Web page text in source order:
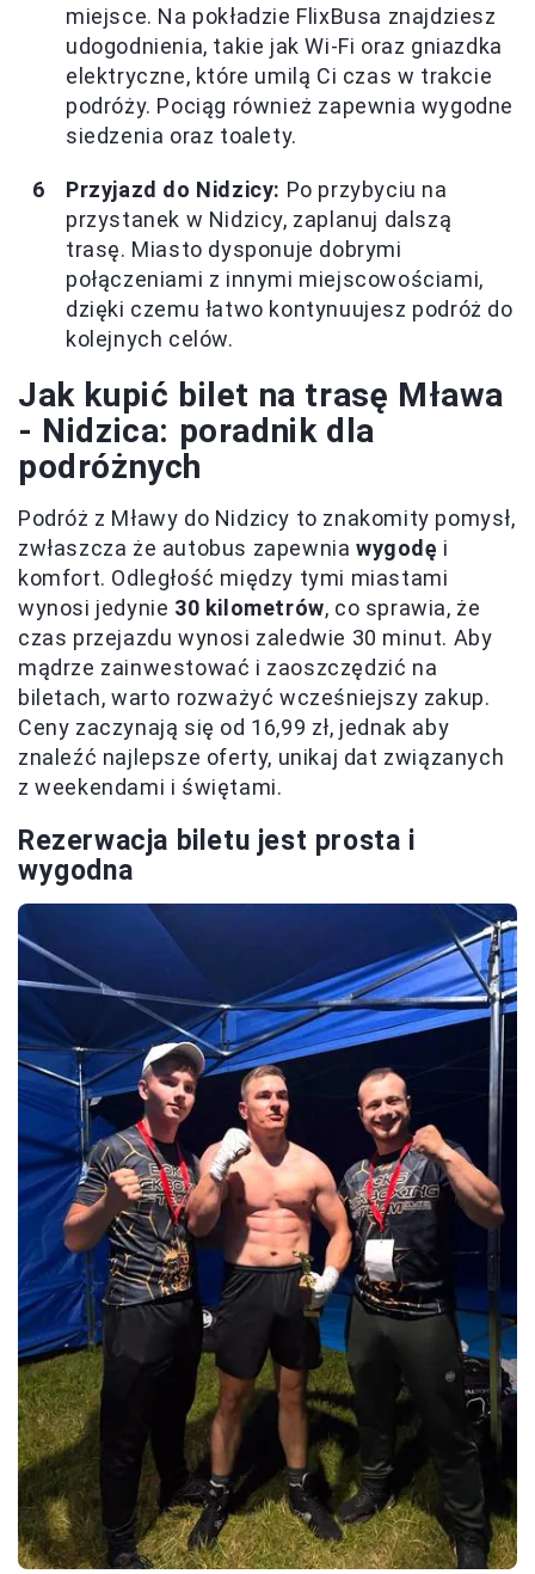
miejsce. Na pokładzie FlixBusa znajdziesz
udogodnienia, takie jak Wi-Fi oraz gniazdka
elektryczne, które umilą Ci czas w trakcie
podróży. Pociąg również zapewnia wygodne
siedzenia oraz toalety.
Przyjazd do Nidzicy: Po przybyciu na
przystanek w Nidzicy, zaplanuj dalszą
trasę. Miasto dysponuje dobrymi
połączeniami z innymi miejscowościami,
dzięki czemu łatwo kontynuujesz podróż do
kolejnych celów.
Jak kupić bilet na trasę Mława
- Nidzica: poradnik dla
podróżnych
Podróż z Mławy do Nidzicy to znakomity pomysł,
zwłaszcza że autobus zapewniawygodę i
komfort. Odległość między tymi miastami
wynosi jedynie 30 kilometrów, co sprawia, że
czas przejazdu wynosi zaledwie 30 minut. Aby
mądrze zainwestować i zaoszczędzić na
biletach, warto rozważyć wcześniejszy zakup.
Ceny zaczynają się od 16,99 zł, jednak aby
znaleźć najlepsze oferty, unikaj dat związanych
z weekendami i świętami.
Rezerwacja biletu jest prosta i
wygodna